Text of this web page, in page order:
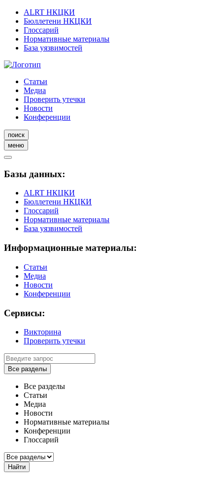
ALRT НКЦКИ
Бюллетени НКЦКИ
Глоссарий
Нормативные материалы
База уязвимостей
Статьи
Медиа
Проверить утечки
Новости
Конференции
поиск
меню
Базы данных:
ALRT НКЦКИ
Бюллетени НКЦКИ
Глоссарий
Нормативные материалы
База уязвимостей
Информационные материалы:
Статьи
Медиа
Новости
Конференции
Сервисы:
Викторина
Проверить утечки
Все разделы
Все разделы
Статьи
Медиа
Новости
Нормативные материалы
Конференции
Глоссарий
Найти